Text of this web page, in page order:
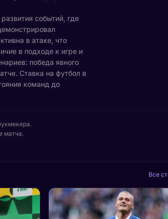
событий, где
в атаке, что
в подходе к игре и
победа явного
Ставка на футбол в
команд до
матча.
Все